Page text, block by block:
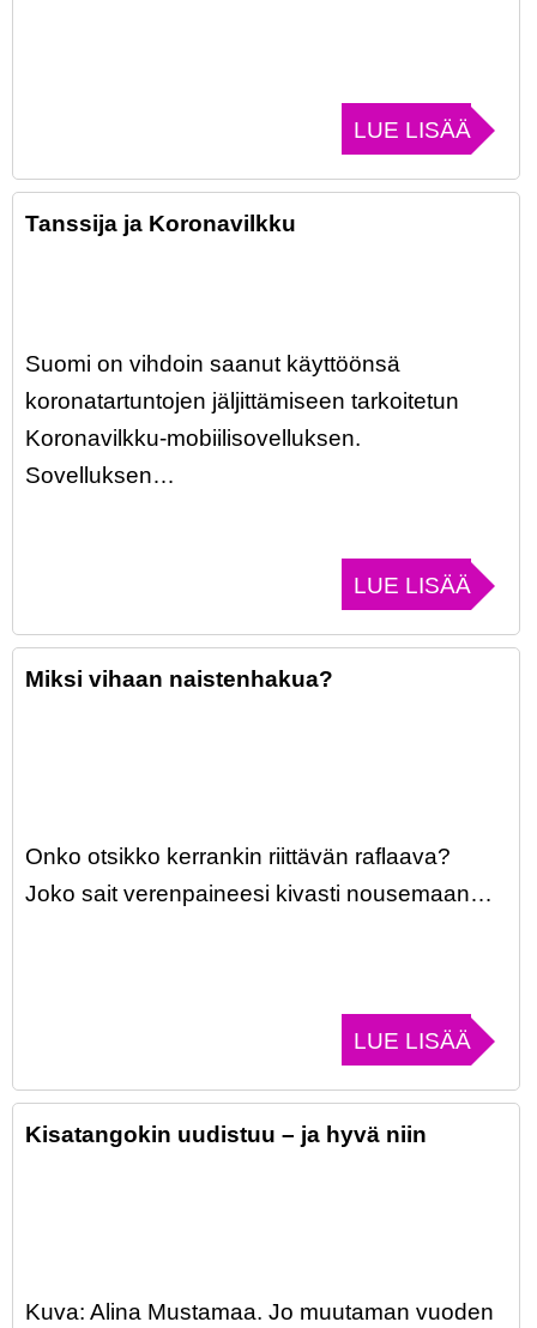
LUE LISÄÄ
Tanssija ja Koronavilkku
Suomi on vihdoin saanut käyttöönsä
koronatartuntojen jäljittämiseen tarkoitetun
Koronavilkku-mobiilisovelluksen.
Sovelluksen…
LUE LISÄÄ
Miksi vihaan naistenhakua?
Onko otsikko kerrankin riittävän raflaava?
Joko sait verenpaineesi kivasti nousemaan…
LUE LISÄÄ
Kisatangokin uudistuu – ja hyvä niin
Kuva: Alina Mustamaa. Jo muutaman vuoden